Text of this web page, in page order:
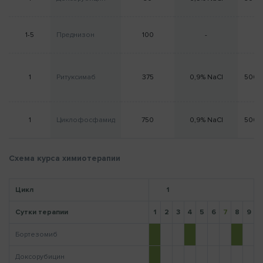
1-5 Преднизон 100 -
1 Ритуксимаб 375 0,9% NaCl 500
1 Циклофосфамид 750 0,9% NaCl 500
Схема курса химиотерапии
Цикл 1
Сутки терапии 1 2 3 4 5 6 7 8 9
Бортезомиб
Доксорубицин
Напомнить пароль